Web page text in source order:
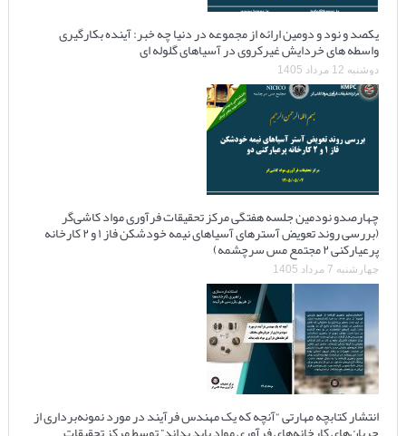
یکصد و نود و دومین ارائه از مجموعه در دنیا چه خبر: آینده بکارگیری
واسطه های خردایش غیرکروی در آسیاهای گلوله ای
دوشنبه 12 مرداد 1405
چهارصدو نودمین جلسه هفتگی مرکز تحقیقات فرآوری مواد کاشی‌گر
(بررسی روند تعویض آسترهای آسیاهای نیمه خودشکن فاز ۱ و ۲ کارخانه
پرعیارکنی ۲ مجتمع مس سرچشمه)
چهارشنبه 7 مرداد 1405
انتشار کتابچه مهارتی “آنچه که یک مهندس فرآیند در مورد نمونه‌برداری از